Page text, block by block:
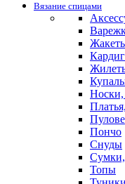
Вязание спицами
Носки,
Пончо
Снуды
Сумки,
Топы